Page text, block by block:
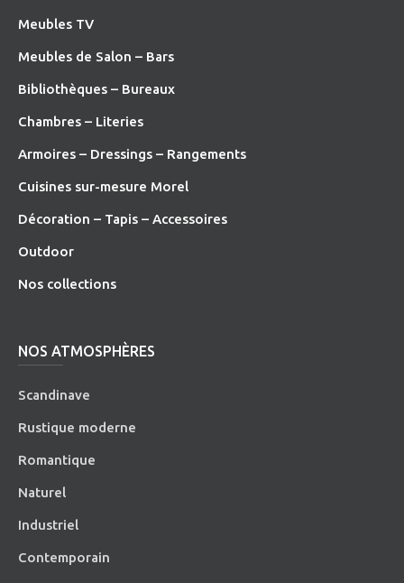
Meubles TV
Meubles de Salon – Bars
Bibliothèques – Bureaux
Chambres – Literies
Armoires – Dressings – Rangements
Cuisines sur-mesure Morel
Décoration – Tapis – Accessoires
Outdoor
Nos collections
NOS ATMOSPHÈRES
Scandinave
Rustique moderne
Romantique
Naturel
Industriel
Contemporain